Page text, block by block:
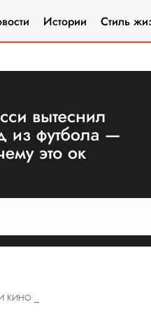
Истории Стиль
КИНО